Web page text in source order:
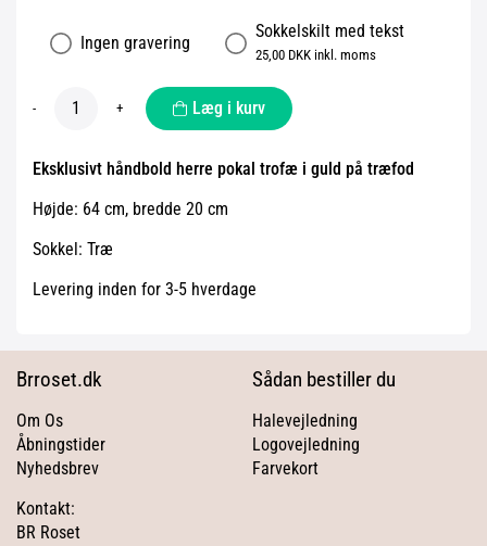
Ingen gravering
Sokkelskilt med tekst
25,00 DKK inkl. moms
- + Læg i kurv
Eksklusivt håndbold herre pokal trofæ i guld på træfod
Højde: 64 cm, bredde 20 cm
Sokkel: Træ
Levering inden for 3-5 hverdage
Brroset.dk
Om Os
Åbningstider
Nyhedsbrev
Kontakt:
BR Roset
Sådan bestiller du
Halevejledning
Logovejledning
Farvekort